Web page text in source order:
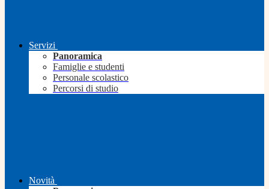
Servizi
Panoramica
Famiglie e studenti
Personale scolastico
Percorsi di studio
Novità